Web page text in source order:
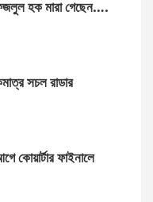
হক মারা গেছেন….
সচল রাডার
কোয়ার্টার ফাইনালে